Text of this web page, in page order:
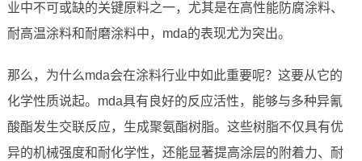
业中不可或缺的关键原料之一，尤其是在高性能防腐涂料、
耐高温涂料和耐磨涂料中，mda的表现尤为突出。
那么，为什么mda会在涂料行业中如此重要呢？这要从它的
化学性质说起。mda具有良好的反应活性，能够与多种异氰
酸酯发生交联反应，生成聚氨酯树脂。这些树脂不仅具有优
异的机械强度和耐化学性，还能显著提高涂层的附着力、耐